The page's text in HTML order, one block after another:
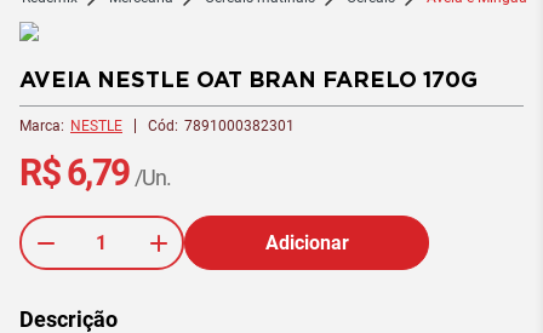
AVEIA NESTLE OAT BRAN FARELO 170G
Marca: NESTLE Cód: 7891000382301
R$ 6,79 /Un.
Adicionar
Descrição